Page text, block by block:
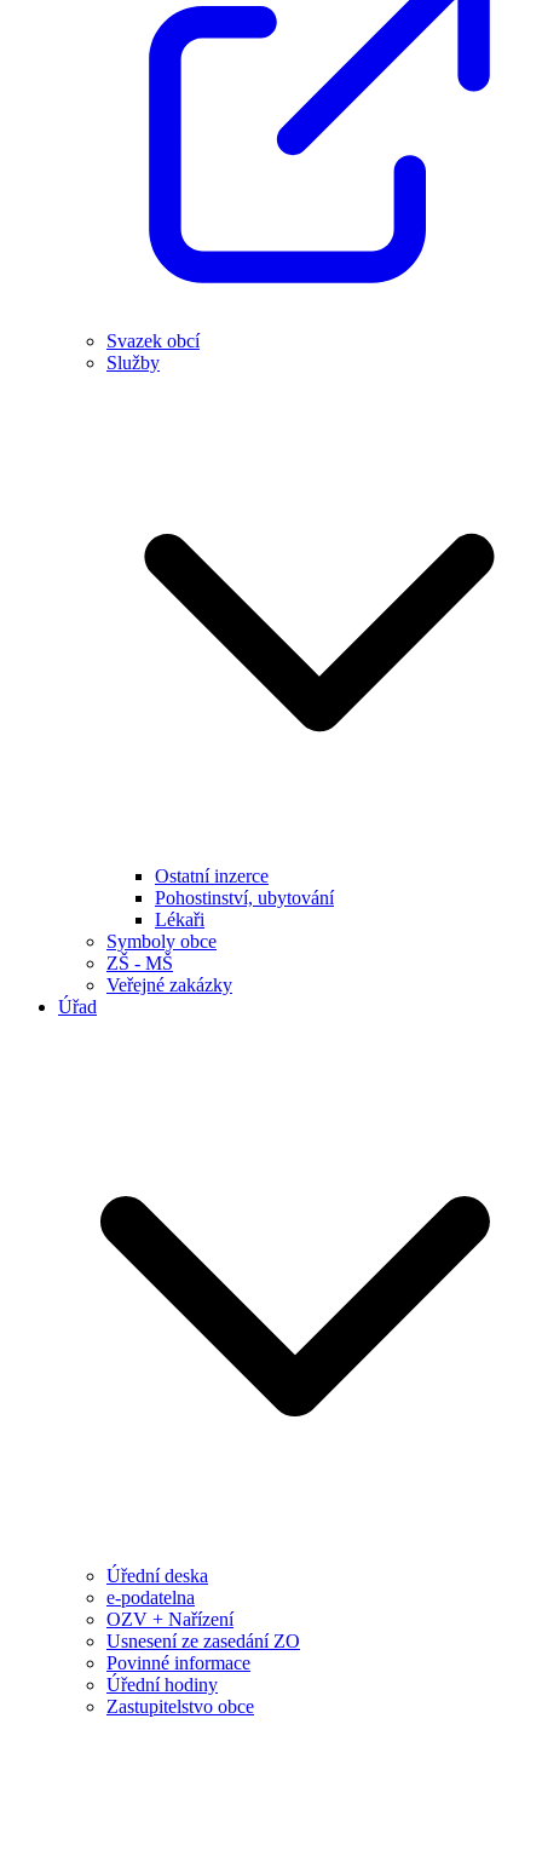
Svazek obcí
Služby
Ostatní inzerce
Pohostinství, ubytování
Lékaři
Symboly obce
ZŠ - MŠ
Veřejné zakázky
Úřad
Úřední deska
e-podatelna
OZV + Nařízení
Usnesení ze zasedání ZO
Povinné informace
Úřední hodiny
Zastupitelstvo obce